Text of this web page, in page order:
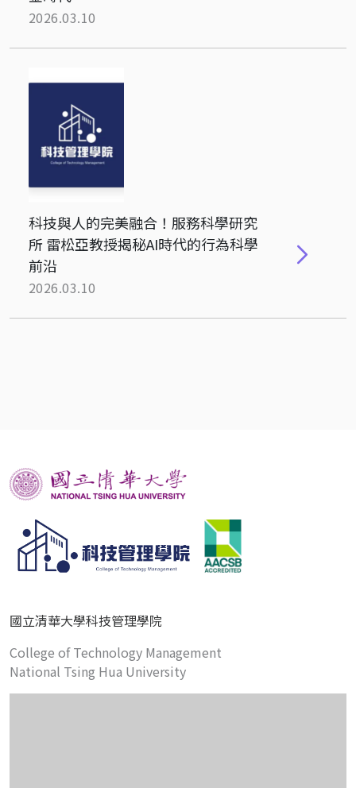
2026.03.10
科技與人的完美融合！服務科學研究
所 雷松亞教授揭秘AI時代的行為科學
前沿
2026.03.10
國立清華大學科技管理學院
College of Technology Management
National Tsing Hua University